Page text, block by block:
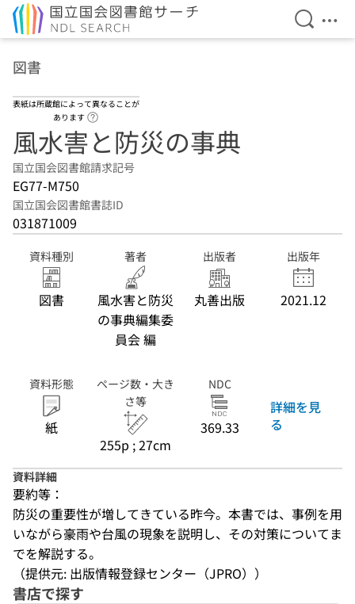
検索を
メ
図書
表紙は所蔵館によって異なることが
あります
風水害と防災の事典
国立国会図書館請求記号
EG77-M750
国立国会図書館書誌ID
031871009
資料種別
図書
著者
風水害と防災
の事典編集委
員会 編
出版者
丸善出版
出版年
2021.12
資料形態
紙
ページ数・大き
さ等
255p ; 27cm
NDC
369.33
詳細を見
る
資料詳細
要約等：
防災の重要性が増してきている昨今。本書では、事例を用
いながら豪雨や台風の現象を説明し、その対策についてま
でを解説する。
（提供元: 出版情報登録センター（JPRO））
書店で探す